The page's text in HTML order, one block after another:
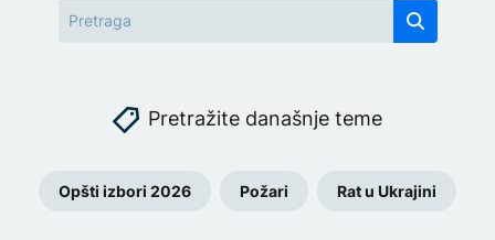
Pretražite današnje teme
Opšti izbori 2026 Požari Rat u Ukrajini